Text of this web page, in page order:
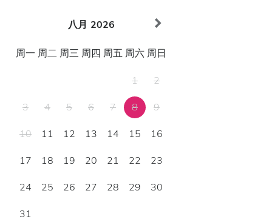
八月 2026
周一 周二周三 周四 周五周六周日
1
2
3
4 5 6 7 8
9
10
11 12 13 14 15
16
17
18 19 20 21 22
23
24
25 26 27 28 29
30
31